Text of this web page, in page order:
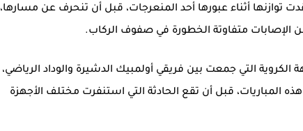
توازنها أثناء عبورها أحد المنعرجات، قبل أن تنحرف عن مسارها،
متفاوتة الخطورة في صفوف الركاب.
الكروية التي جمعت بين فريقي أولمبيك الدشيرة والوداد الرياضي،
هذه المباريات، قبل أن تقع الحادثة التي استنفرت مختلف الأجهزة